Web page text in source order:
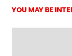
YOU MAY BE